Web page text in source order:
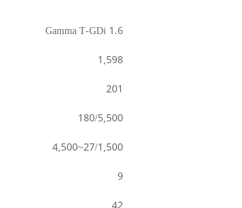
1.6 Gamma T-GDi
1,598
201
180/5,500
27/1,500~4,500
9